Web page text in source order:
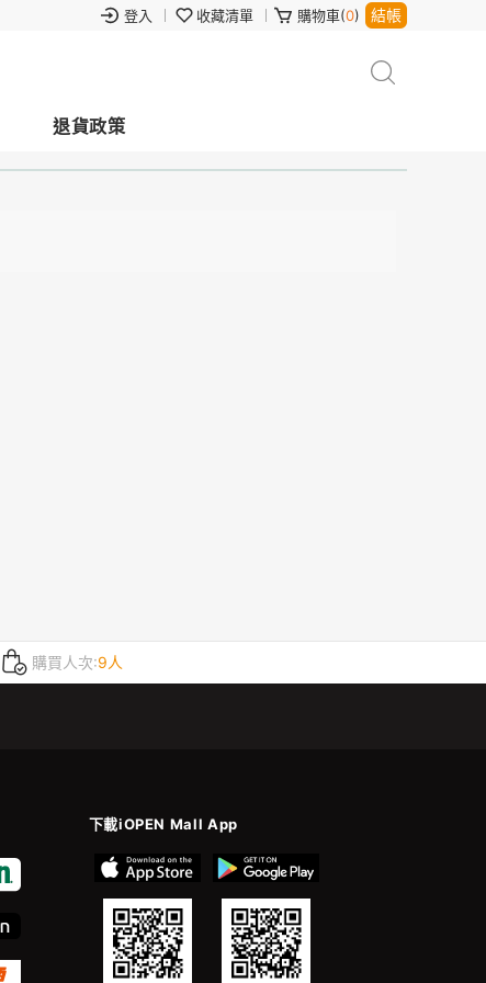
登入 收藏清單 購物車(0) 結帳
退貨政策
購買人次:9人
下載iOPEN Mall App